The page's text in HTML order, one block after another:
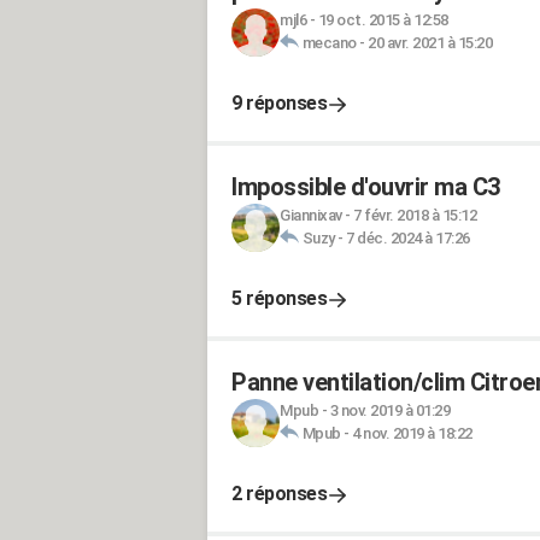
mjl6- 19 oct. 2015 à 12:58
mecano- 20 avr. 2021 à 15:20
9 réponses
Impossible d'ouvrir ma C3
Giannixav- 7 févr. 2018 à 15:12
Suzy- 7 déc. 2024 à 17:26
5 réponses
Panne ventilation/clim
Mpub - 3 nov. 2019 à 01:29
Mpub - 4 nov. 2019 à 18:22
2 réponses